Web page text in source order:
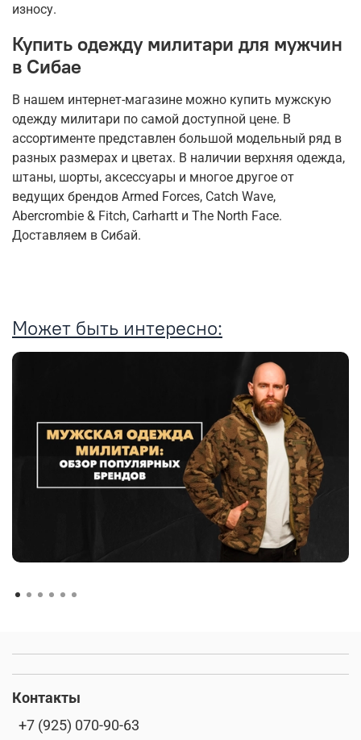
износу.
Купить одежду милитари для мужчин
в Сибае
В нашем интернет-магазине можно купить мужскую
одежду милитари по самой доступной цене. В
ассортименте представлен большой модельный ряд в
разных размерах и цветах. В наличии верхняя одежда,
штаны, шорты, аксессуары и многое другое от
ведущих брендов Armed Forces, Catch Wave,
Abercrombie & Fitch, Carhartt и The North Face.
Доставляем в Сибай.
Может быть интересно:
Контакты
+7 (925) 070-90-63